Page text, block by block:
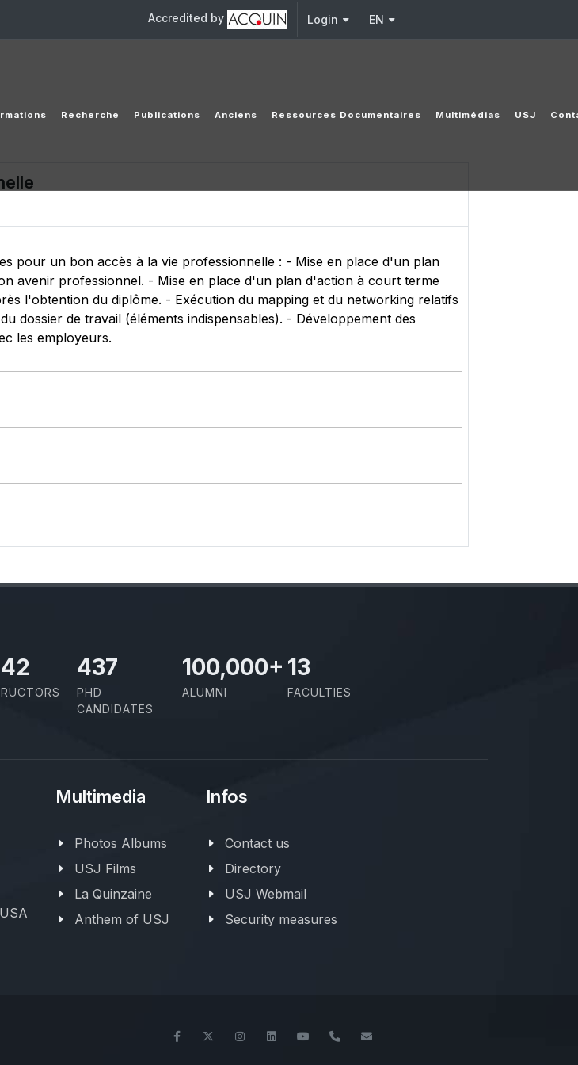
Accredited by Login EN
Recherche Publications Anciens Ressources Documentaires Multimédias USJ
pour un bon accès à la vie professionnelle : - Mise en place d'un plan
avenir professionnel. - Mise en place d'un plan d'action à court terme
l'obtention du diplôme. - Exécution du mapping et du networking relatifs
dossier de travail (éléments indispensables). - Développement des
les employeurs.
437
PHD
CANDIDATES
100,000+
ALUMNI
13
FACULTIES
Multimedia
Photos Albums
USJ Films
La Quinzaine
Anthem of USJ
Infos
Contact us
Directory
USJ Webmail
Security measures
FacebookTwitter InstagramLinkedInYouTube+961-1-421000